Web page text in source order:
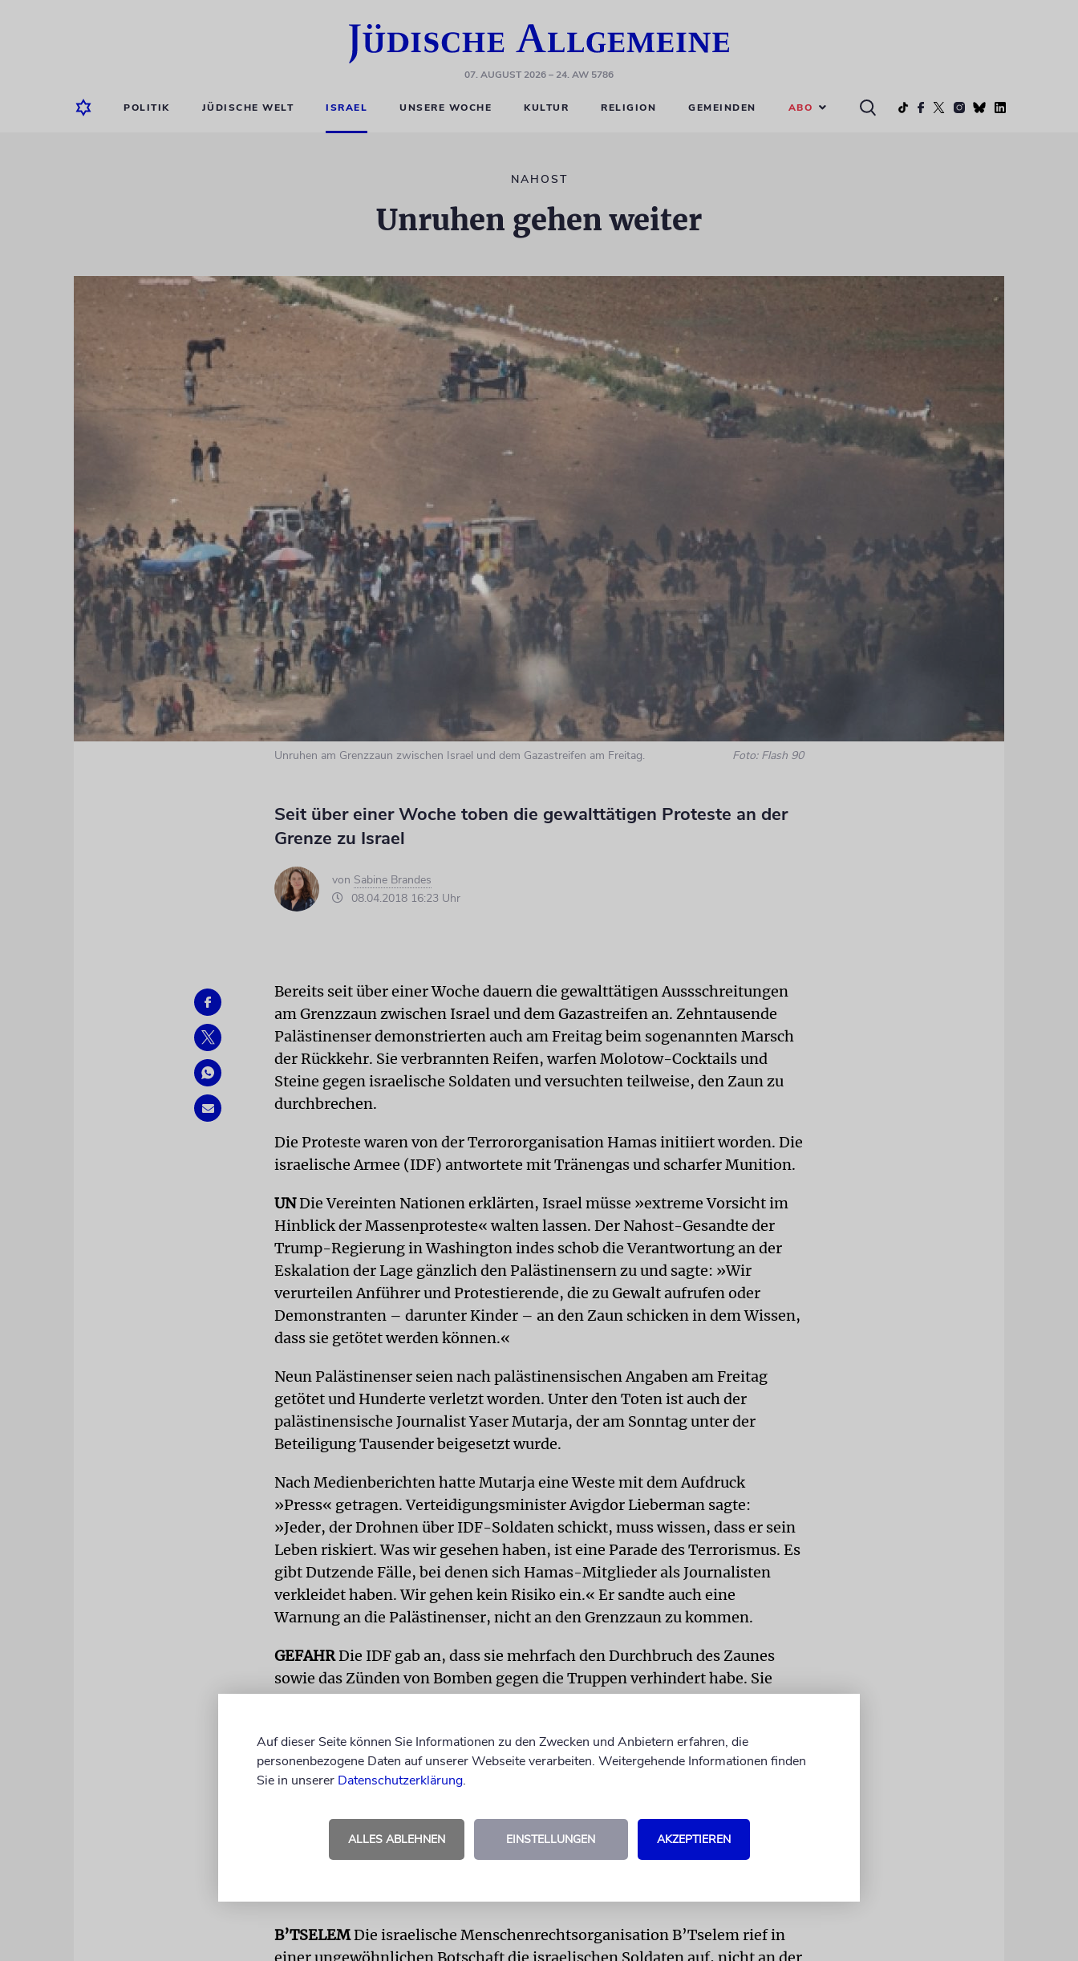
07. AUGUST 2026– 24. AW 5786
POLITIK JÜDISCHE WELT ISRAEL UNSERE WOCHE KULTUR RELIGION GEMEINDEN ABO
NAHOST
Unruhen gehen weiter
Unruhen am Grenzzaun zwischen Israel und dem Gazastreifen am Freitag. Foto: Flash 90
Seit über einer Woche toben die gewalttätigen Proteste an der
Grenze zu Israel
von Sabine Brandes
08.04.2018 16:23 Uhr
Bereits seit über einer Woche dauern die gewalttätigen Aussschreitungen
am Grenzzaun zwischen Israel und dem Gazastreifen an. Zehntausende
Palästinenser demonstrierten auch am Freitag beim sogenannten Marsch
der Rückkehr. Sie verbrannten Reifen, warfen Molotow-Cocktails und
Steine gegen israelische Soldaten und versuchten teilweise, den Zaun zu
durchbrechen.
Die Proteste waren von der Terrororganisation Hamas initiiert worden. Die
israelische Armee (IDF) antwortete mit Tränengas und scharfer Munition.
UNDie Vereinten Nationen erklärten, Israel müsse »extreme Vorsicht im
Hinblick der Massenproteste« walten lassen. Der Nahost-Gesandte der
Trump-Regierung in Washington indes schob die Verantwortung an der
Eskalation der Lage gänzlich den Palästinensern zu und sagte: »Wir
verurteilen Anführer und Protestierende, die zu Gewalt aufrufen oder
Demonstranten – darunter Kinder – an den Zaun schicken in dem Wissen,
dass sie getötet werden können.«
Neun Palästinenser seien nach palästinensischen Angaben am Freitag
getötet und Hunderte verletzt worden. Unter den Toten ist auch der
palästinensische Journalist Yaser Mutarja, der am Sonntag unter der
Beteiligung Tausender beigesetzt wurde.
Nach Medienberichten hatte Mutarja eine Weste mit dem Aufdruck
»Press« getragen. Verteidigungsminister Avigdor Lieberman sagte:
»Jeder, der Drohnen über IDF-Soldaten schickt, muss wissen, dass er sein
Leben riskiert. Was wir gesehen haben, ist eine Parade des Terrorismus. Es
gibt Dutzende Fälle, bei denen sich Hamas-Mitglieder als Journalisten
verkleidet haben. Wir gehen kein Risiko ein.« Er sandte auch eine
Warnung an die Palästinenser, nicht an den Grenzzaun zu kommen.
GEFAHRDie IDF gab an, dass sie mehrfach den Durchbruch des Zaunes
sowie das Zünden von Bomben gegen die Truppen verhindert habe. Sie
Terroristen in israelisches Territorium schicken können«, erklärte
Armeesprecher Jonathan Conricus.
B’TSELEMDie israelische Menschenrechtsorganisation B’Tselem rief in
Auf dieser Seite können Sie Informationen zu den Zwecken und Anbietern erfahren, die
personenbezogene Daten auf unserer Webseite verarbeiten. Weitergehende Informationen finden
Sie in unserer Datenschutzerklärung.
ALLES ABLEHNEN EINSTELLUNGEN AKZEPTIEREN